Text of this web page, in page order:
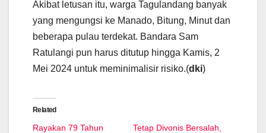
Akibat letusan itu, warga Tagulandang banyak
yang mengungsi ke Manado, Bitung, Minut dan
beberapa pulau terdekat. Bandara Sam
Ratulangi pun harus ditutup hingga Kamis, 2
Mei 2024 untuk meminimalisir risiko.(dki)
Related
Rayakan 79 Tahun
Tetap Divonis Bersalah,